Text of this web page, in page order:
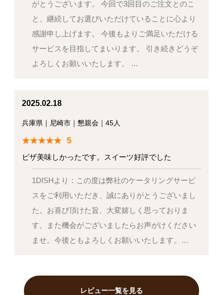
がとうございます。 今回で3回目のご注文とのこ
と、継続してお選びいただけていることに心より
感謝申し上げます。 今後もよりご満足いただける
サービスを目指してまいります。 引き続きどうぞ
よろしくお願いいたします。 …
2025.02.18
兵庫県 ｜ 尼崎市｜ 懇親会｜ 45人
5
ピザ美味しかったです。スイーツ好評でした
1DISHより：この度は弊社のケータリングサービ
スをご利用いただき、誠にありがとうございまし
た。お喜び頂けた旨、大変嬉しく思っておりま
す。また機会がございましたらお声がけください
ませ。今後ともよろしくお願いいたします。…
レビュー一覧を見る